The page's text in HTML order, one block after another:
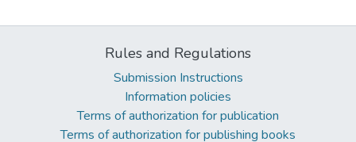
Rules and Regulations
Submission Instructions
Information policies
Terms of authorization for publication
Terms of authorization for publishing books